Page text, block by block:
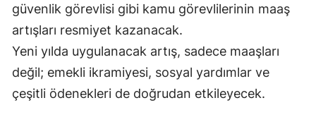
güvenlik görevlisi gibi kamu görevlilerinin maaş
artışları resmiyet kazanacak.
Yeni yılda uygulanacak artış, sadece maaşları
değil; emekli ikramiyesi, sosyal yardımlar ve
çeşitli ödenekleri de doğrudan etkileyecek.